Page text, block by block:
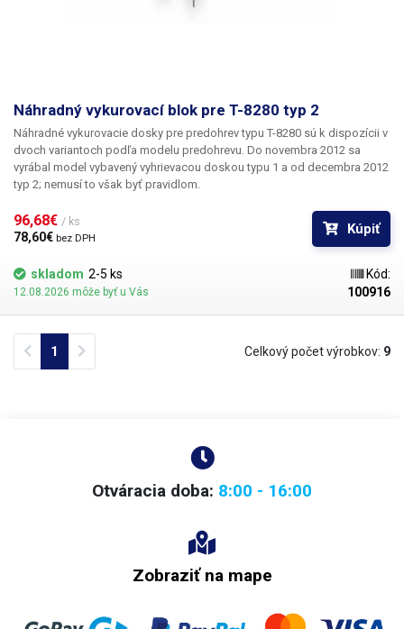
Náhradný vykurovací blok pre T-8280 typ 2
Náhradné vykurovacie dosky pre predohrev typu T-8280 sú k dispozícii v
dvoch variantoch podľa modelu predohrevu. Do novembra 2012 sa
vyrábal model vybavený vyhrievacou doskou typu 1 a od decembra 2012
typ 2; nemusí to však byť pravidlom.
96,68€ / ks
78,60€ bez DPH
Kúpiť
skladom 2-5 ks
12.08.2026 môže byť u Vás
Kód:
100916
Previous
1 Celkový počet výrobkov: 9
Otváracia doba: 8:00 - 16:00
Zobraziť na mape